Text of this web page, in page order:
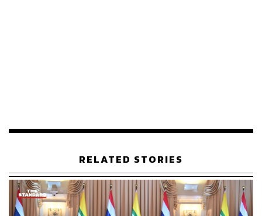
เกินไปหรือไม่ อนุทินกล่าวว่า ก็ไม่เป็นไรใครจะพูดอะไรก็ได้
ใครจะพูดอะไรก็ได้แต่ขออย่าให้ผิดกฎหมาย หรือเกิดการ
หมิ่นประมาทให้ร้ายคนอื่น ตอนนี้ก็เปรียบเสมือนการแข่งขัน
กัน
RELATED STORIES